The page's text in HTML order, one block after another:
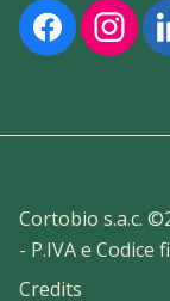
Di seguito sono
Cortobio s.a.c.
- P.IVA e Codice
Credits